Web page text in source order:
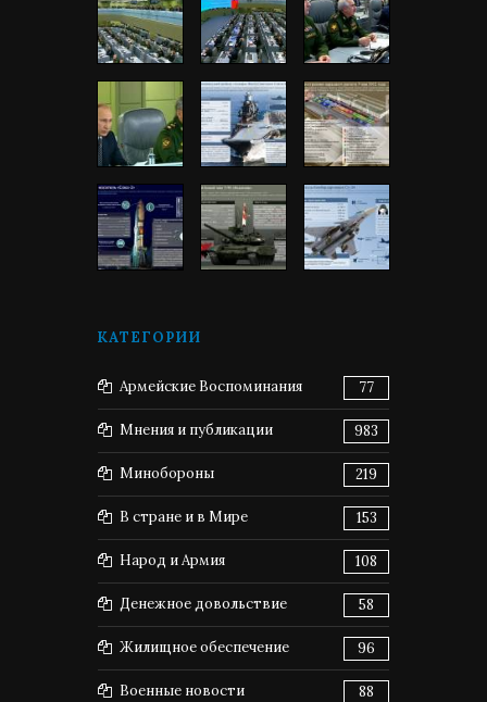
КАТЕГОРИИ
Армейские Воспоминания 77
Мнения и публикации 983
Минобороны 219
В стране и в Мире 153
Народ и Армия 108
Денежное довольствие 58
Жилищное обеспечение 96
Военные новости 88